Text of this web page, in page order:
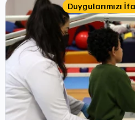
Duygularımızı